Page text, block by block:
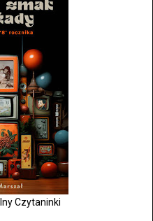
Czytaninki